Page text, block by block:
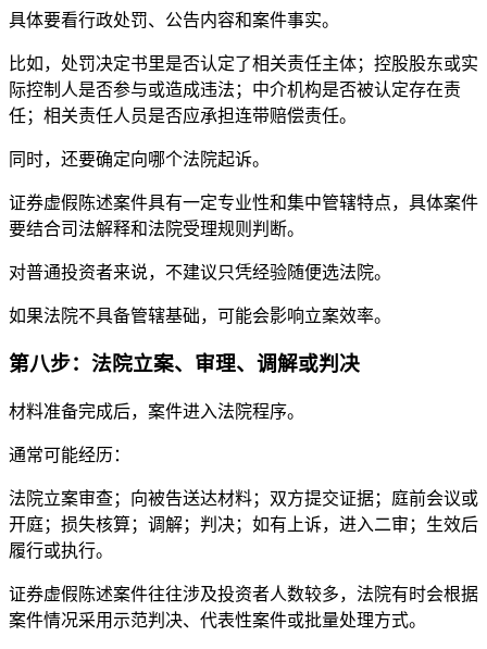
具体要看行政处罚、公告内容和案件事实。
比如，处罚决定书里是否认定了相关责任主体；控股股东或实
际控制人是否参与或造成违法；中介机构是否被认定存在责
任；相关责任人员是否应承担连带赔偿责任。
同时，还要确定向哪个法院起诉。
证券虚假陈述案件具有一定专业性和集中管辖特点，具体案件
要结合司法解释和法院受理规则判断。
对普通投资者来说，不建议只凭经验随便选法院。
如果法院不具备管辖基础，可能会影响立案效率。
第八步：法院立案、审理、调解或判决
材料准备完成后，案件进入法院程序。
通常可能经历：
法院立案审查；向被告送达材料；双方提交证据；庭前会议或
开庭；损失核算；调解；判决；如有上诉，进入二审；生效后
履行或执行。
证券虚假陈述案件往往涉及投资者人数较多，法院有时会根据
案件情况采用示范判决、代表性案件或批量处理方式。